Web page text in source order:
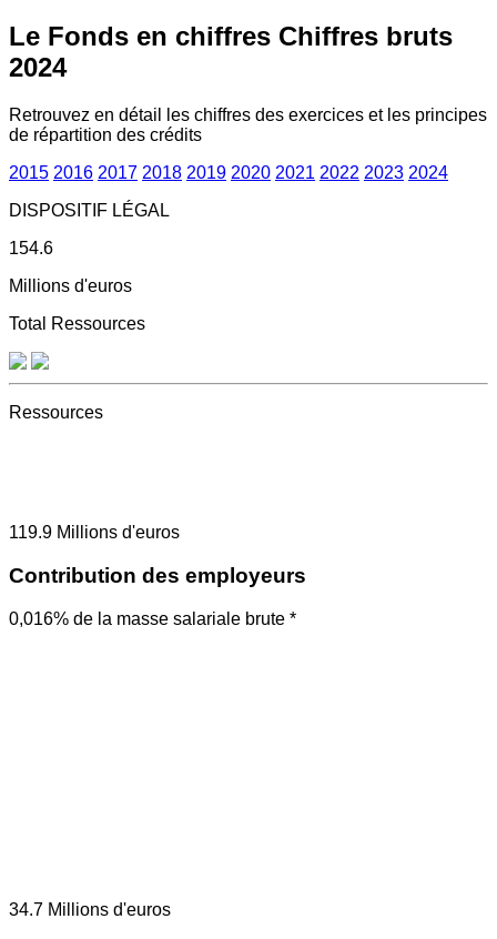
Le Fonds en chiffres Chiffres bruts
2024
Retrouvez en détail les chiffres des exercices et les principes
de répartition des crédits
2015 2016 2017 2018 2019 2020 2021 2022 2023 2024
DISPOSITIF LÉGAL
154.6
Millions d'euros
Total Ressources
Ressources
119.9 Millions d'euros
Contribution des employeurs
0,016% de la masse salariale brute *
34.7 Millions d'euros